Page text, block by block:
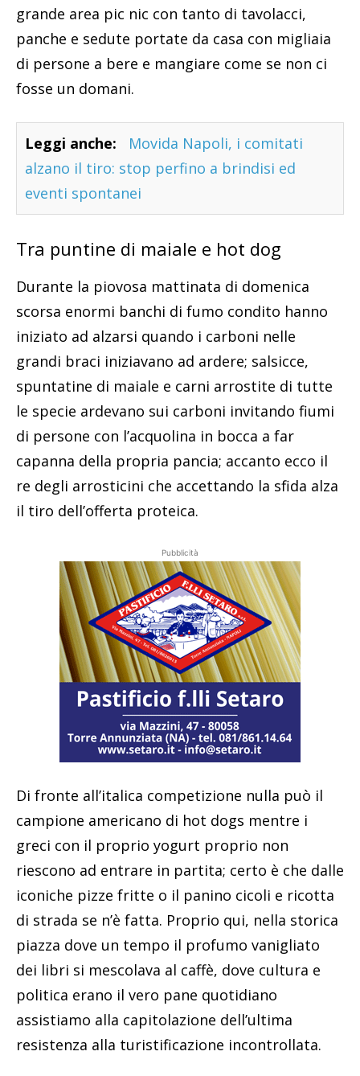
grande area pic nic con tanto di tavolacci,
panche e sedute portate da casa con migliaia
di persone a bere e mangiare come se non ci
fosse un domani.
Leggi anche:
Movida Napoli, i comitati
alzano il tiro: stop perfino a brindisi ed
eventi spontanei
Tra puntine di maiale e hot dog
Durante la piovosa mattinata di domenica
scorsa enormi banchi di fumo condito hanno
iniziato ad alzarsi quando i carboni nelle
grandi braci iniziavano ad ardere; salsicce,
spuntatine di maiale e carni arrostite di tutte
le specie ardevano sui carboni invitando fiumi
di persone con l’acquolina in bocca a far
capanna della propria pancia; accanto ecco il
re degli arrosticini che accettando la sfida alza
il tiro dell’offerta proteica.
Pubblicità
Di fronte all’italica competizione nulla può il
campione americano di hot dogs mentre i
greci con il proprio yogurt proprio non
riescono ad entrare in partita; certo è che dalle
iconiche pizze fritte o il panino cicoli e ricotta
di strada se n’è fatta. Proprio qui, nella storica
piazza dove un tempo il profumo vanigliato
dei libri si mescolava al caffè, dove cultura e
politica erano il vero pane quotidiano
assistiamo alla capitolazione dell’ultima
resistenza alla turistificazione incontrollata.